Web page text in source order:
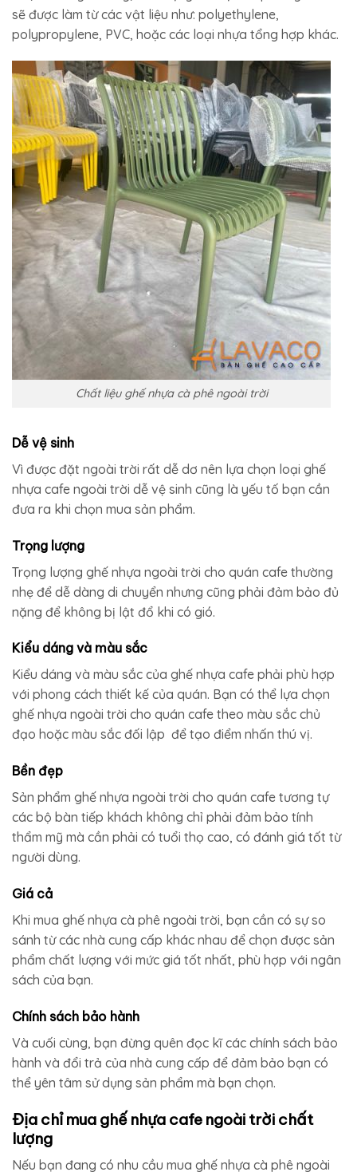
sẽ được làm từ các vật liệu như: polyethylene,
polypropylene, PVC, hoặc các loại nhựa tổng hợp khác.
Chất liệu ghế nhựa cà phê ngoài trời
Dễ vệ sinh
Vì được đặt ngoài trời rất dễ dơ nên lựa chọn loại ghế
nhựa cafe ngoài trời dễ vệ sinh cũng là yếu tố bạn cần
đưa ra khi chọn mua sản phẩm.
Trọng lượng
Trọng lượng ghế nhựa ngoài trời cho quán cafe thường
nhẹ để dễ dàng di chuyển nhưng cũng phải đảm bảo đủ
nặng để không bị lật đổ khi có gió.
Kiểu dáng và màu sắc
Kiểu dáng và màu sắc của ghế nhựa cafe phải phù hợp
với phong cách thiết kế của quán. Bạn có thể lựa chọn
ghế nhựa ngoài trời cho quán cafe theo màu sắc chủ
đạo hoặc màu sắc đối lập để tạo điểm nhấn thú vị.
Bền đẹp
Sản phẩm ghế nhựa ngoài trời cho quán cafe tương tự
các bộ bàn tiếp khách không chỉ phải đảm bảo tính
thẩm mỹ mà cần phải có tuổi thọ cao, có đánh giá tốt từ
người dùng.
Giá cả
Khi mua ghế nhựa cà phê ngoài trời, bạn cần có sự so
sánh từ các nhà cung cấp khác nhau để chọn được sản
phẩm chất lượng với mức giá tốt nhất, phù hợp với ngân
sách của bạn.
Chính sách bảo hành
Và cuối cùng, bạn đừng quên đọc kĩ các chính sách bảo
hành và đổi trả của nhà cung cấp để đảm bảo bạn có
thể yên tâm sử dụng sản phẩm mà bạn chọn.
Địa chỉ mua ghế nhựa cafe ngoài trời chất
lượng
Nếu bạn đang có nhu cầu mua ghế nhựa cà phê ngoài